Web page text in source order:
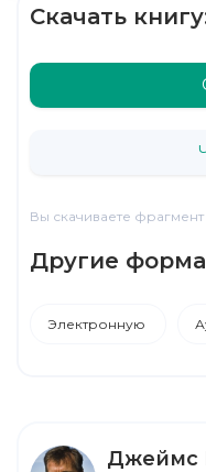
Скачать
Вы скачиваете
Другие
Электронную
Джеймс